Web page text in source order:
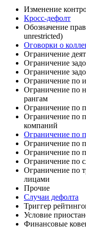
Изменение
Кросс-дефолт
Обозначение
unrestricted)
Оговорки о
Ограничение
Ограничение
Ограничение
Ограничение по
Ограничение по
рангам
Ограничение по
Ограничение по
компаний
Ограничение по
Ограничение по
Ограничение по
Ограничение по
Ограничение по
лицами
Прочие
Случаи дефолта
Триггер
Условие
Финансовые